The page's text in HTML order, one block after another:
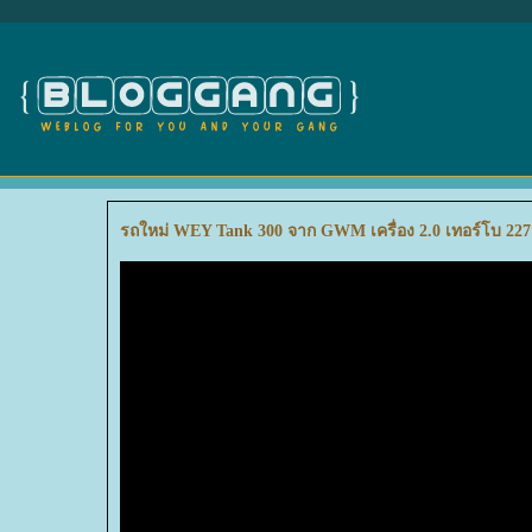
รถใหม่ WEY Tank 300 จาก GWM เครื่อง 2.0 เทอร์โบ